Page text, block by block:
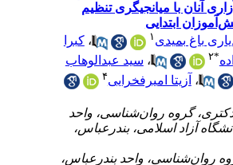
آنان با میانجیگری تنظیم
ابتدایی
باغ بمیدی۱ ،کبرا
۲ ،سید عبدالوهاب
،آزیتا امیرفخرایی
گروه روان‌شناسی، واحد
آزاد اسلامی، بندرعباس،
روان‌شناسی، واحد بندرعباس،